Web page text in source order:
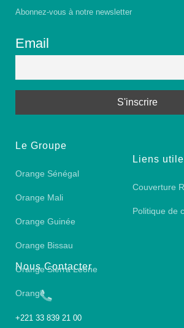
Abonnez-vous à notre newsletter
Email
Le Groupe
Orange Sénégal
Orange Mali
Orange Guinée
Orange Bissau
Orange Sierra Leone
Orange
Liens
Couverture
Politique de
Nous Contacter
+221 33 839 21 00